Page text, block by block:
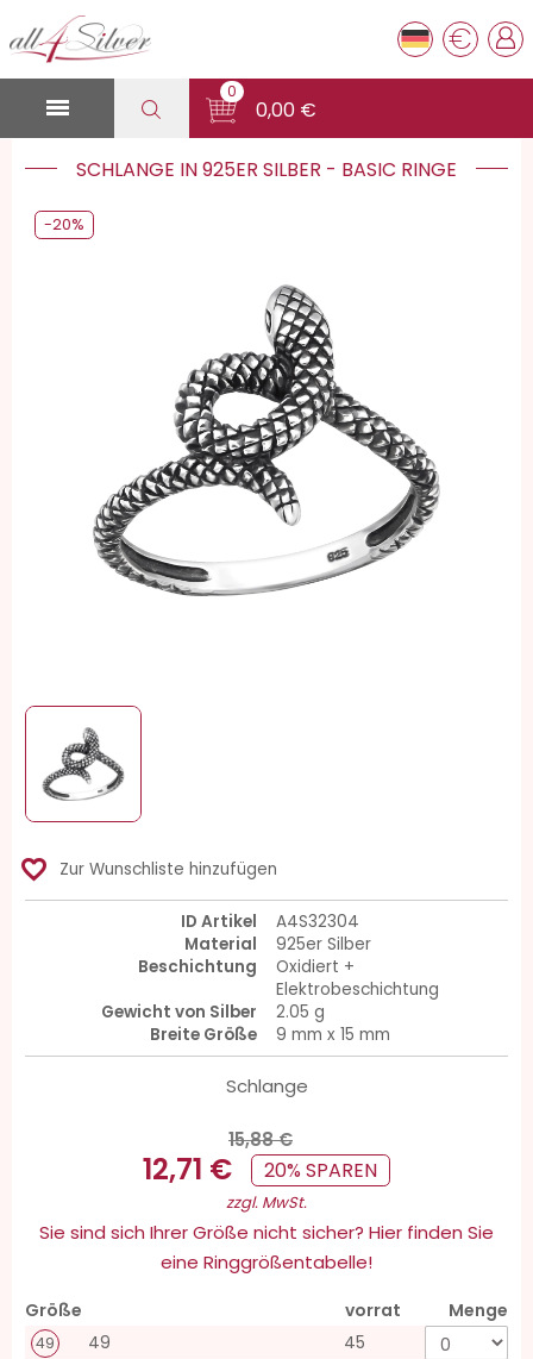
€

0
0,00 €
SCHLANGE IN 925ER SILBER - BASIC RINGE
-20%
favorite_border Zur Wunschliste hinzufügen
ID Artikel
A4S32304
Material
925er Silber
Beschichtung
Oxidiert +
Elektrobeschichtung
Gewicht von Silber
2.05 g
Breite Größe
9 mm x 15 mm
Schlange
15,88 €
12,71 € 20% SPAREN
zzgl. MwSt.
Sie sind sich Ihrer Größe nicht sicher? Hier finden Sie
eine Ringgrößentabelle!
Größe vorrat Menge
49 49 45